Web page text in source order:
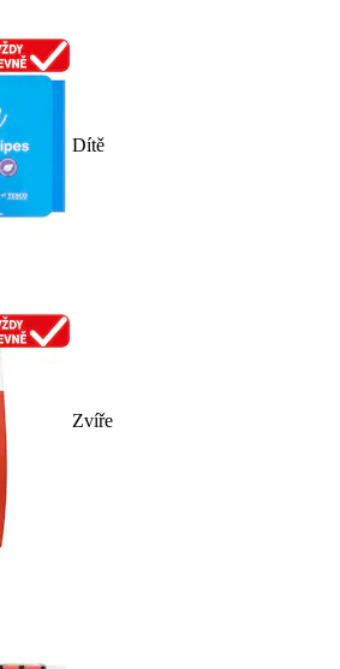
Dítě
Zvíře